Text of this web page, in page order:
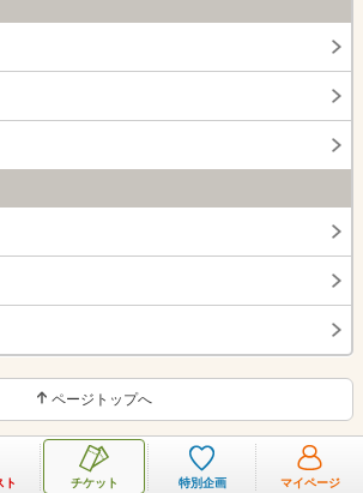
ページトップへ
ト チケット 特別企画 マイページ